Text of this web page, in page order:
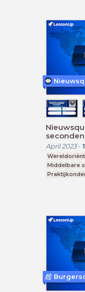
Nieuwsquiz
April 2023-
Middelbare